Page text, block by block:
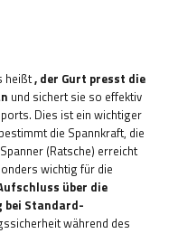
heißt, der Gurt presst die
und sichert sie so effektiv
Dies ist ein wichtiger
die Spannkraft, die
(Ratsche) erreicht
wichtig für die
über die
Standard-
während des